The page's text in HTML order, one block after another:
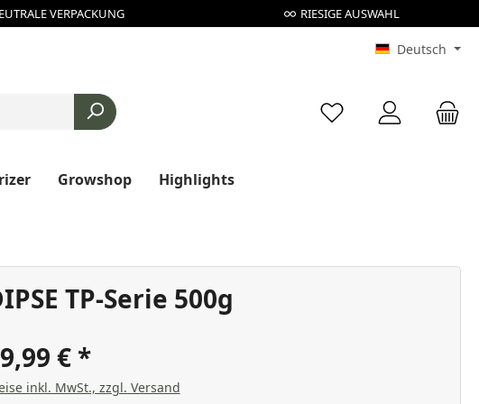
VERPACKUNG RIESIGE AUSWAHL
Deutsch
Du hast 0 Produkte
Growshop Highlights
TP-Serie 500g
€
inkl. MwSt., zzgl. Versand